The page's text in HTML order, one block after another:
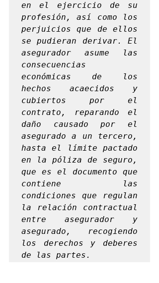
en el ejercicio de su
profesión, así como los
perjuicios que de ellos
se pudieran derivar. El
asegurador asume las
consecuencias
económicas de los
hechos acaecidos y
cubiertos por el
contrato, reparando el
daño causado por el
asegurado a un tercero,
hasta el límite pactado
en la póliza de seguro,
que es el documento que
contiene las
condiciones que regulan
la relación contractual
entre asegurador y
asegurado, recogiendo
los derechos y deberes
de las partes.